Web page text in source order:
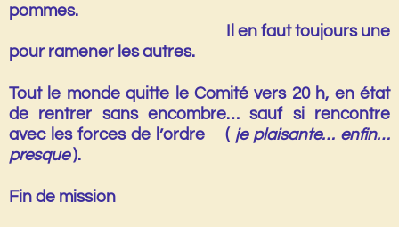
pommes.
Il en faut toujours une
pour ramener les autres.
Tout le monde quitte le Comité vers 20 h, en état
de rentrer sans encombre… sauf si rencontre
avec les forces de l’ordre ( je plaisante… enfin…
presque).
Fin de mission